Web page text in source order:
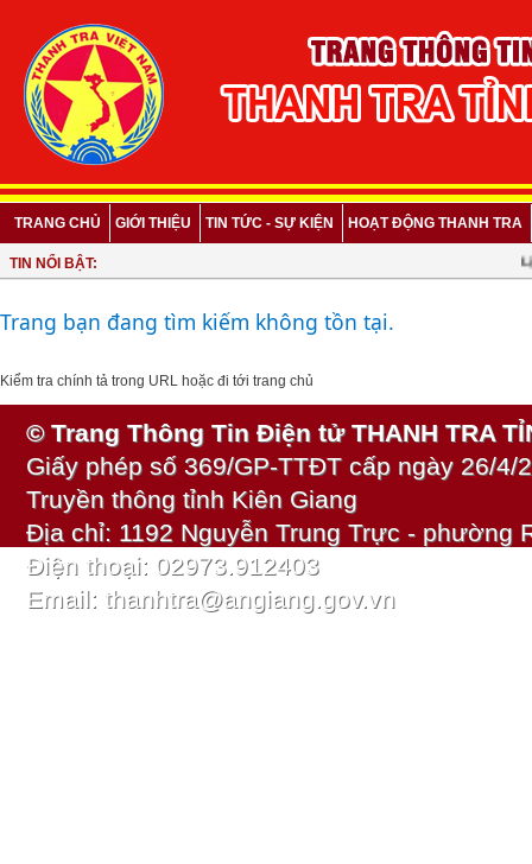
TRANG CHỦ GIỚI THIỆU TIN TỨC - SỰ KIỆN HOẠT ĐỘNG THANH TRA
TIN NỔI BẬT:
Trang bạn đang tìm kiếm không tồn tại.
Kiểm tra chính tả trong URL hoặc đi tới trang chủ
© Trang Thông Tin Điện tử THANH TRA
Giấy phép số 369/GP-TTĐT cấp ngày 26/4/
Truyền thông tỉnh Kiên Giang
Địa chỉ: 1192 Nguyễn Trung Trực - phường
Điện thoại: 02973.912403
Email: thanhtra@angiang.gov.vn